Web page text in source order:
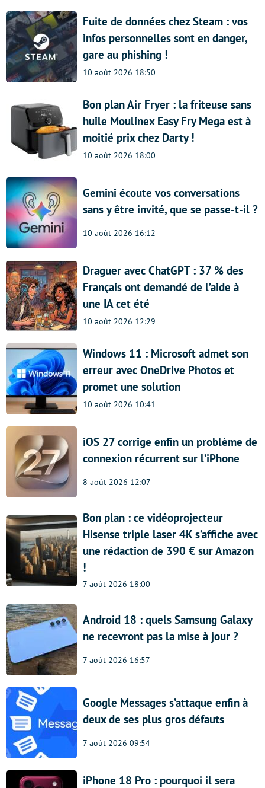
Fuite de données chez Steam : vos
infos personnelles sont en danger,
gare au phishing !
10 août 2026 18:50
Bon plan Air Fryer : la friteuse sans
huile Moulinex Easy Fry Mega est à
moitié prix chez Darty !
10 août 2026 18:00
Gemini écoute vos conversations
sans y être invité, que se passe-t-il ?
10 août 2026 16:12
Draguer avec ChatGPT : 37 % des
Français ont demandé de l’aide à
une IA cet été
10 août 2026 12:29
Windows 11 : Microsoft admet son
erreur avec OneDrive Photos et
promet une solution
10 août 2026 10:41
iOS 27 corrige enfin un problème de
connexion récurrent sur l’iPhone
8 août 2026 12:07
Bon plan : ce vidéoprojecteur
Hisense triple laser 4K s’affiche avec
une rédaction de 390 € sur Amazon
!
7 août 2026 18:00
Android 18 : quels Samsung Galaxy
ne recevront pas la mise à jour ?
7 août 2026 16:57
Google Messages s’attaque enfin à
deux de ses plus gros défauts
7 août 2026 09:54
iPhone 18 Pro : pourquoi il sera